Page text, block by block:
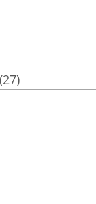
(27)